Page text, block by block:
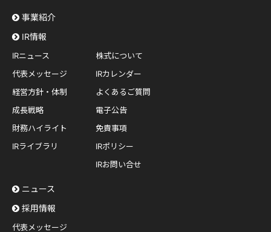
事業紹介
IR情報
IRニュース
代表メッセージ
経営方針・体制
成長戦略
財務ハイライト
IRライブラリ
株式について
IRカレンダー
よくあるご質問
電子公告
免責事項
IRポリシー
IRお問い合せ
ニュース
採用情報
代表メッセージ